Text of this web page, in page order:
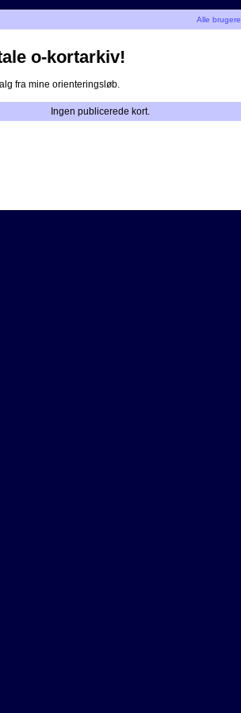
Alle brugere
o-kortarkiv!
fra mine orienteringsløb.
Ingen publicerede kort.